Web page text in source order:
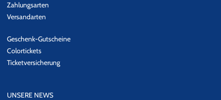
Zahlungsarten
Versandarten
Geschenk-Gutscheine
Colortickets
Ticketversicherung
UNSERE NEWS